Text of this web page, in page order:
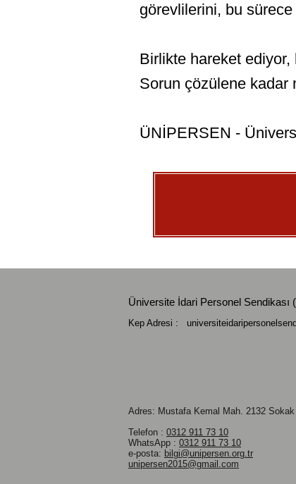
görevlilerini, bu
Birlikte hareket
Sorun çözülene kadar
ÜNİPERSEN -
Üniversite İdari Personel Sendikası
Kep Adresi :
Adres: Mustafa Kemal Mah. 2132
Telefon : 0312 911 73 10
WhatsApp : 0312 911 73 10
e-posta: bilgi@unipersen.org.tr
unipersen2015@gmail.com